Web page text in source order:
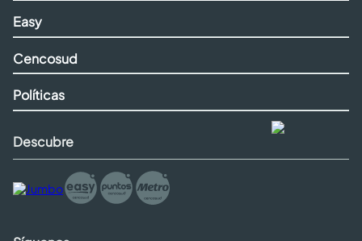
Easy
Cencosud
Políticas
Descubre